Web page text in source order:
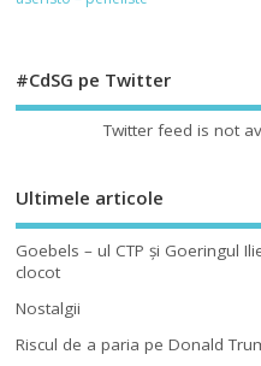
#CdSG pe Twitter
Twitter feed is not
Ultimele articole
Goebels – ul CTP şi Goeringul
clocot
Nostalgii
Riscul de a paria pe Donald